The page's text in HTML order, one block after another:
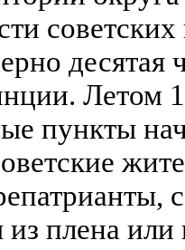
десятая
Летом
пункты
плена